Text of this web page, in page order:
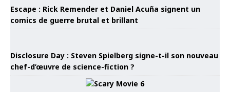
Escape : Rick Remender et Daniel Acuña signent un
comics de guerre brutal et brillant
Disclosure Day : Steven Spielberg signe-t-il son nouveau
chef-d’œuvre de science-fiction ?